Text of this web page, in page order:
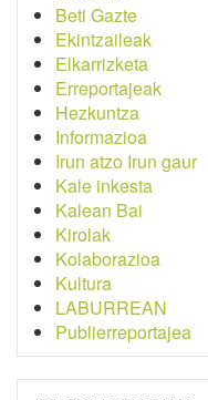
Beti Gazte
Ekintzaileak
Elkarrizketa
Erreportajeak
Hezkuntza
Informazioa
Irun atzo Irun gaur
Kale inkesta
Kalean Bai
Kirolak
Kolaborazioa
Kultura
LABURREAN
Publierreportajea